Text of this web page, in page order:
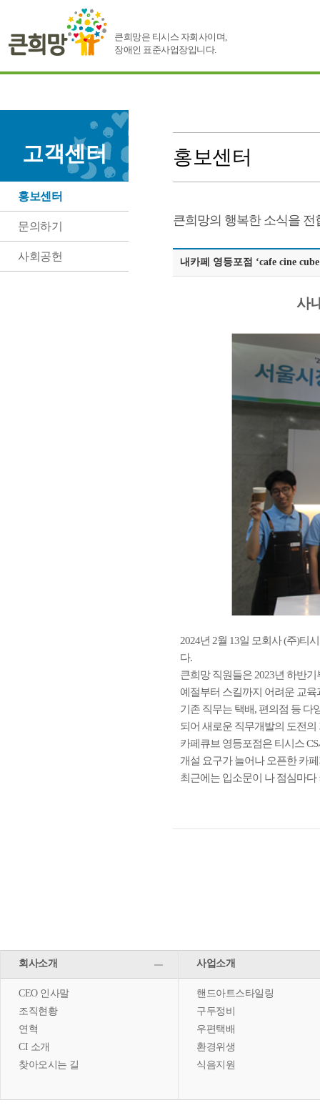
큰희망은 티시스 자회사이며,
장애인 표준사업장입니다.
고객센터
홍보센터
문의하기
사회공헌
홍보센터
큰희망의 행복한 소식을 전
내카페 영등포점 ‘cafe cine
사
2024년 2월 13일 모회사 (주)티
다.
큰희망 직원들은 2023년 하반
예절부터 스킬까지 어려운 교
기존 직무는 택배, 편의점 등 다
되어 새로운 직무개발의 도전의
카페큐브 영등포점은 티시스
개설 요구가 늘어나 오픈한 카
최근에는 입소문이 나 점심마
회사소개
CEO 인사말
조직현황
연혁
CI 소개
찾아오시는 길
사업소개
핸드아트스타일링
구두정비
우편택배
환경위생
식음지원